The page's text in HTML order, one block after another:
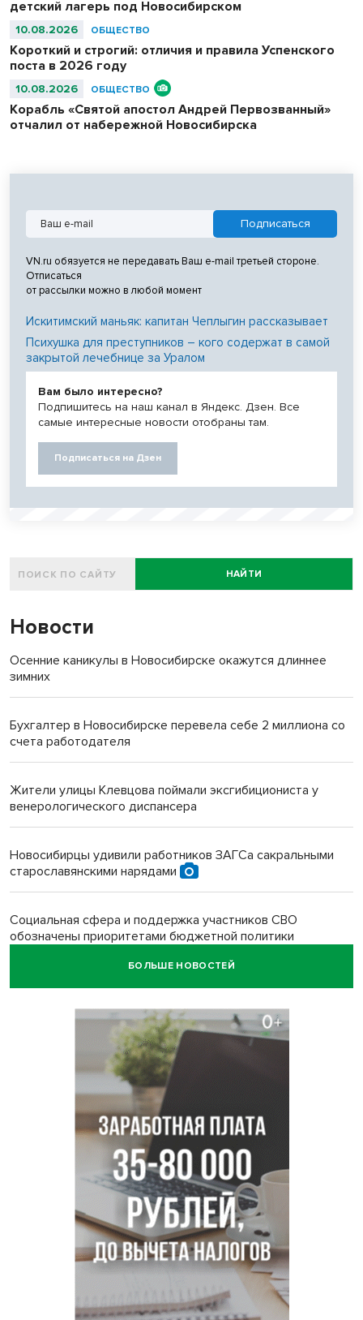
детский лагерь под Новосибирском
10.08.2026 ОБЩЕСТВО
Короткий и строгий: отличия и правила Успенского
поста в 2026 году
10.08.2026 ОБЩЕСТВО
Корабль «Святой апостол Андрей Первозванный»
отчалил от набережной Новосибирска
VN.ru обязуется не передавать Ваш e-mail третьей стороне.
Отписаться
от рассылки можно в любой момент
Искитимский маньяк: капитан Чеплыгин рассказывает
Психушка для преступников – кого содержат в самой
закрытой лечебнице за Уралом
Вам было интересно?
Подпишитесь на наш канал в Яндекс. Дзен. Все
самые интересные новости отобраны там.
Подписаться на Дзен
НАЙТИ
Новости
Осенние каникулы в Новосибирске окажутся длиннее
зимних
Бухгалтер в Новосибирске перевела себе 2 миллиона со
счета работодателя
Жители улицы Клевцова поймали эксгибициониста у
венерологического диспансера
Новосибирцы удивили работников ЗАГСа сакральными
старославянскими нарядами
Социальная сфера и поддержка участников СВО
обозначены приоритетами бюджетной политики
БОЛЬШЕ НОВОСТЕЙ